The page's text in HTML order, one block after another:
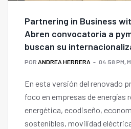
Partnering in Business
Abren convocatoria a
buscan su
POR ANDREA HERRERA 04:58 PM,
En esta versión del renovado
foco en empresas de energías
energética, ecodiseño,
sostenibles, movilidad